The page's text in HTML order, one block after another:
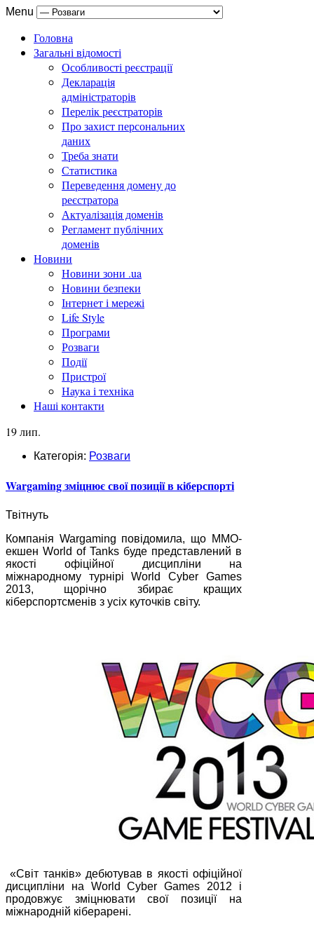
Menu
Головна
Загальні відомості
Особливості реєстрації
Декларація
адміністраторів
Перелік реєстраторів
Про захист персональних
даних
Треба знати
Статистика
Переведення домену до
реєстратора
Актуалізація доменів
Регламент публічних
доменів
Новини
Новини зони .ua
Новини безпеки
Інтернет і мережі
Life Style
Програми
Розваги
Події
Пристрої
Наука і техніка
Наші контакти
19 лип.
Категорія: Розваги
Wargaming зміцнює свої позиції в кіберспорті
Твітнуть
Компанія Wargaming повідомила, що ММО-
екшен World of Tanks буде представлений в
якості офіційної дисципліни на
міжнародному турнірі World Cyber Games
2013, щорічно збирає кращих
кіберспортсменів з усіх куточків світу.
«Світ танків» дебютував в якості офіційної
дисципліни на World Cyber Games 2012 і
продовжує зміцнювати свої позиції на
міжнародній кіберарені.